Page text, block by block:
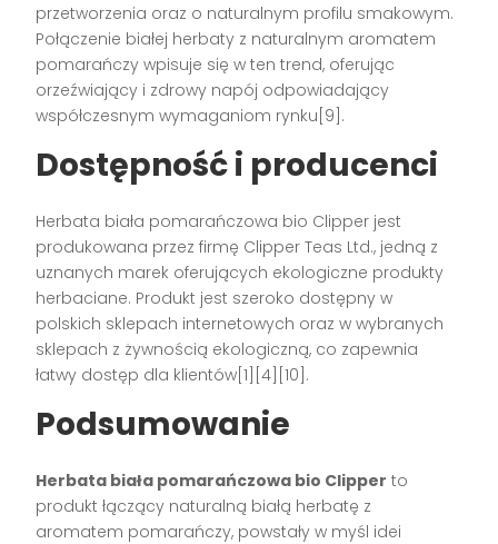
przetworzenia oraz o naturalnym profilu smakowym.
Połączenie białej herbaty z naturalnym aromatem
pomarańczy wpisuje się w ten trend, oferując
orzeźwiający i zdrowy napój odpowiadający
współczesnym wymaganiom rynku[9].
Dostępność i producenci
Herbata biała pomarańczowa bio Clipper jest
produkowana przez firmę Clipper Teas Ltd., jedną z
uznanych marek oferujących ekologiczne produkty
herbaciane. Produkt jest szeroko dostępny w
polskich sklepach internetowych oraz w wybranych
sklepach z żywnością ekologiczną, co zapewnia
łatwy dostęp dla klientów[1][4][10].
Podsumowanie
Herbata biała pomarańczowa bio Clipper to
produkt łączący naturalną białą herbatę z
aromatem pomarańczy, powstały w myśl idei